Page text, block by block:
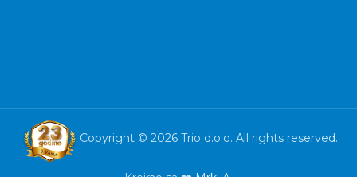
Copyright © 2026 Trio d.o.o. All rights reserved.